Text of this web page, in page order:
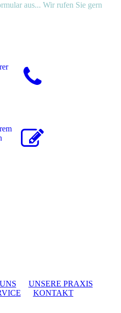
aus... Wir rufen Sie gern
UNSERE PRAXIS
KONTAKT